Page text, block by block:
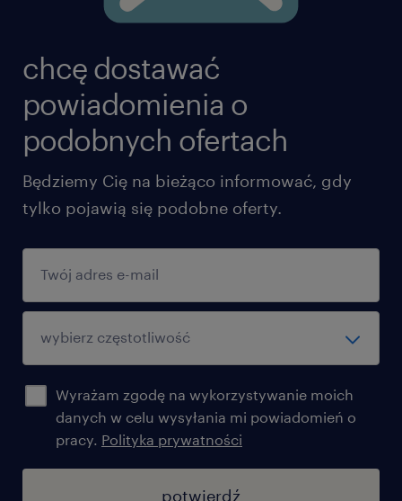
chcę dostawać
powiadomienia o
podobnych ofertach
Będziemy Cię na bieżąco informować, gdy
tylko pojawią się podobne oferty.
Wyrażam zgodę na wykorzystywanie moich
danych w celu wysyłania mi powiadomień o
pracy. Polityka prywatności
potwierdź